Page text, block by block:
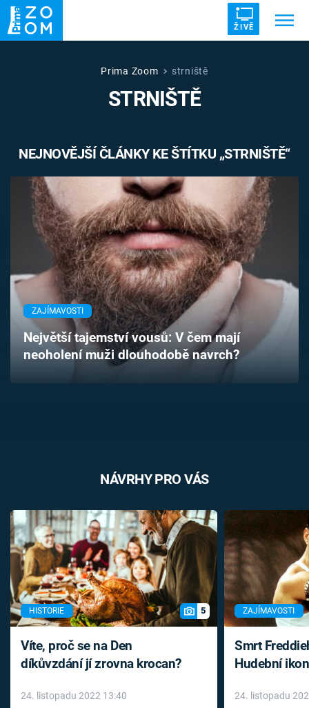
ŽIVĚ
UFO DRUHÁ SVĚTOVÁ VÁLKA
VETŘELCI DÁVNOVĚKU
Témata
Témata
Pořady
TV Program
Časopis
Sledujte prima+
Prima Zoom strniště
STRNIŠTĚ
NEJNOVĚJŠÍ ČLÁNKY KE ŠTÍTKU „STRNIŠTĚ“
ZAJÍMAVOSTI
Největší tajemství vousů: V čem mají
neoholení muži dlouhodobě navrch?
NÁVRHY PRO VÁS
HISTORIE 5
Víte, proč se na Den
díkůvzdání jí zrovna krocan?
24. listopadu 2022 13:40
ZAJÍMAVOSTI
Smrt
Hudební
léky
24. listopadu